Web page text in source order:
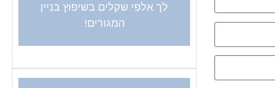
לך אלפי שקלים בשיפוץ בניין
המגורים!